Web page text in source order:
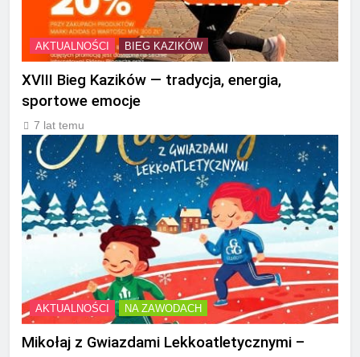
AKTUALNOŚCI BIEG KAZIKÓW
XVIII Bieg Kazików — tradycja, energia,
sportowe emocje
7 lat temu
AKTUALNOŚCI NA ZAWODACH
Mikołaj z Gwiazdami Lekkoatletycznymi –